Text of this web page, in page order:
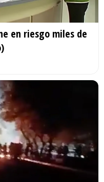
en riesgo miles de